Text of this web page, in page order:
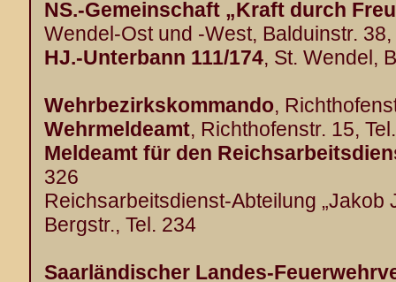
NS.-Gemeinschaft „Kraft durch
Wendel-Ost und -West, Balduinstr. 38,
HJ.-Unterbann 111/174, St. Wendel,
Wehrbezirkskommando,
Wehrmeldeamt, Richthofenstr. 15,
Meldeamt für den
326
Reichsarbeitsdienst-Abteilung
Bergstr., Tel. 234
Saarländischer Landes-